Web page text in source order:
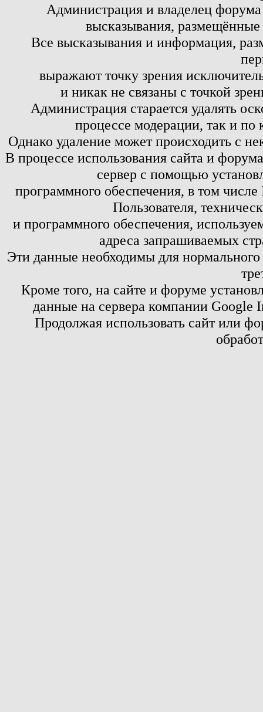
Администрация и владелец
высказывания,
Все высказывания и информация,
выражают точку зрения
и никак не связаны с точкой
Администрация старается удалять
процессе модерации, так и по
Однако удаление может происходить с
В процессе использования сайта и
сервер с помощью
программного обеспечения, в том
Пользователя,
и программного обеспечения,
адреса запрашиваемых
Эти данные необходимы для
Кроме того, на сайте и форуме
данные на сервера компании
Продолжая использовать сайт или